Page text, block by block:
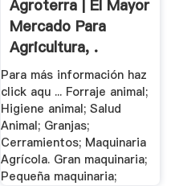
Agroterra | El Mayor
Mercado Para
Agricultura, .
Para más información haz
click aqu ... Forraje animal;
Higiene animal; Salud
Animal; Granjas;
Cerramientos; Maquinaria
Agrícola. Gran maquinaria;
Pequeña maquinaria;